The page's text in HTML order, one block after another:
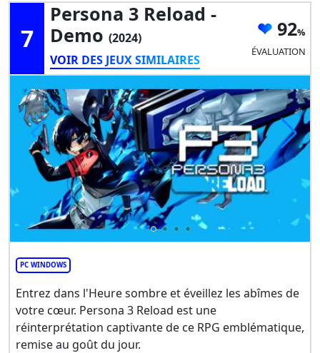
7
Persona 3 Reload -
Demo (2024)
VOIR DES JEUX SIMILAIRES
92
ÉVALUATION
PC WINDOWS
Entrez dans l'Heure sombre et éveillez les abîmes de
votre cœur. Persona 3 Reload est une
réinterprétation captivante de ce RPG emblématique,
remise au goût du jour.